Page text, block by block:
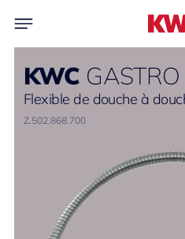
KWC GASTRO
Flexible de douche à
Z.502.868.700